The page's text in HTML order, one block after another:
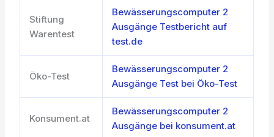
Stiftung
Warentest
Bewässerungscomputer 2
Ausgänge Testbericht auf
test.de
Öko-Test
Bewässerungscomputer 2
Ausgänge Test bei Öko-Test
Konsument.at
Bewässerungscomputer 2
Ausgänge bei konsument.at